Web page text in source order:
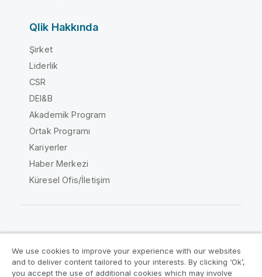
Qlik Hakkında
Şirket
Liderlik
CSR
DEI&B
Akademik Program
Ortak Programı
Kariyerler
Haber Merkezi
Küresel Ofis/İletişim
Yasal sözleşmeler Ürün Koşulları
We use cookies to improve your experience with our websites
and to deliver content tailored to your interests. By clicking ‘Ok’,
you accept the use of additional cookies which may involve